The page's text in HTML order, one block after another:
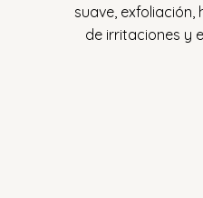
suave, exfoliación,
de irritaciones y